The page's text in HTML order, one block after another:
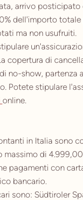
arrivo posticipato
dell'importo
ma non usufruiti.
copertura di
no-show, partenza
Potete stipulare
online.
in Italia sono
massimo di
pagamenti con
bancario.
sono: Südtiroler